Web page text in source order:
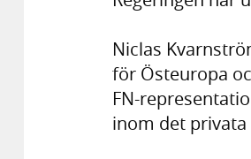
Niclas
för Östeuropa
FN-
inom det